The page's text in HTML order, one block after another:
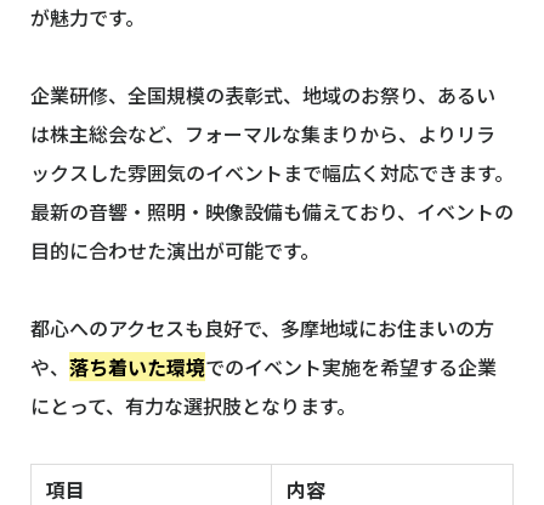
が魅力です。
企業研修、全国規模の表彰式、地域のお祭り、あるい
は株主総会など、フォーマルな集まりから、よりリラ
ックスした雰囲気のイベントまで幅広く対応できます。
最新の音響・照明・映像設備も備えており、イベントの
目的に合わせた演出が可能です。
都心へのアクセスも良好で、多摩地域にお住まいの方
や、 落ち着いた環境でのイベント実施を希望する企業
にとって、有力な選択肢となります。
項目
内容